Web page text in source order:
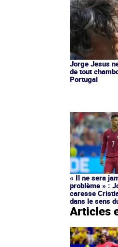
Jorge Jesus
de tout
Portugal
« Il ne sera
problème » :
caresse
dans le sens
Articles